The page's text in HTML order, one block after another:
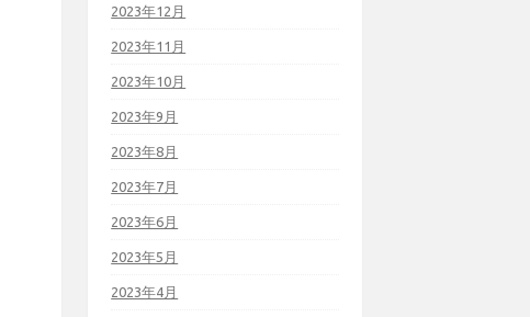
2023年12月
2023年11月
2023年10月
2023年9月
2023年8月
2023年7月
2023年6月
2023年5月
2023年4月